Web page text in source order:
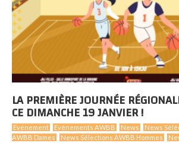
LA PREMIÈRE JOURNÉE
CE DIMANCHE 19 JANVIER !
Evénement Evénements AWBB News News
AWBB Dames
News Sélections AWBB Hommes